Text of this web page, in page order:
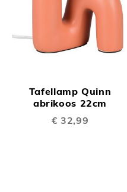
Tafellamp Quinn
abrikoos 22cm
€ 32,99